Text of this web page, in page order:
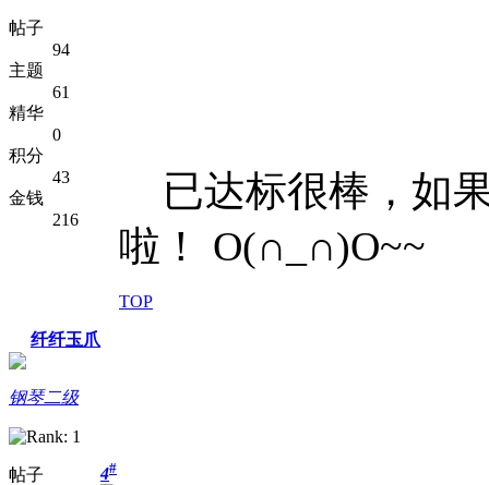
帖子
94
主题
61
精华
0
积分
43
金钱
216
已达标很棒，如
啦！ O(∩_∩)O~~
TOP
纤纤玉爪
钢琴二级
帖子
4#